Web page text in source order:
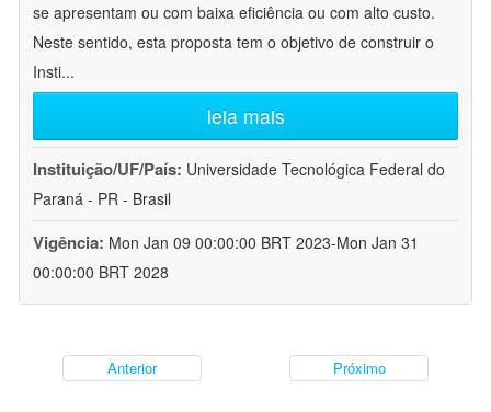
se apresentam ou com baixa eficiência ou com alto custo.
Neste sentido, esta proposta tem o objetivo de construir o
Insti...
leia mais
Instituição/UF/País: Universidade Tecnológica Federal do
Paraná - PR - Brasil
Vigência: Mon Jan 09 00:00:00 BRT 2023-Mon Jan 31
00:00:00 BRT 2028
Anterior Próximo